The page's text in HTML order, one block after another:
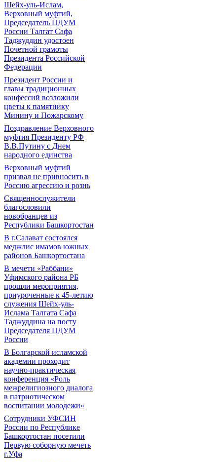
Шейх-уль-Ислам,
Верховный муфтий,
Председатель ЦДУМ
России Талгат Сафа
Таджуддин удостоен
Почетной грамоты
Президента Российской
Федерации
Президент России и
главы традиционных
конфессий возложили
цветы к памятнику
Минину и Пожарскому
Поздравление Верховного
муфтия Президенту РФ
В.В.Путину с Днем
народного единства
Верховный муфтий
призвал не привносить в
Россию агрессию и рознь
Священнослужители
благословили
новобранцев из
Республики Башкортостан
В г.Салават состоялся
меджлис имамов южных
районов Башкортостана
В мечети «Раббани»
Уфимского района РБ
прошли мероприятия,
приуроченные к 45-летию
служения Шейх-уль-
Ислама Талгата Сафа
Таджуддина на посту
Председателя ЦДУМ
России
В Болгарской исламской
академии проходит
научно-практическая
конференция «Роль
межрелигиозного диалога
в патриотическом
воспитании молодежи»
Сотрудники УФСИН
России по Республике
Башкортостан посетили
Первую соборную мечеть
г.Уфа